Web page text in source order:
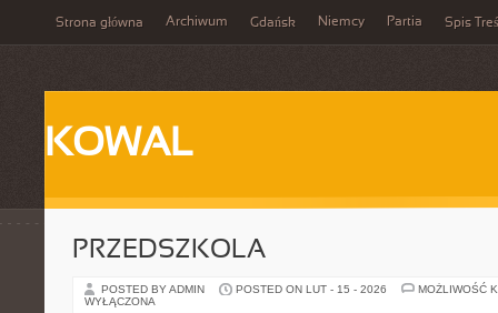
Strona główna Archiwum Gdańsk Niemcy Partia Spis
KOWAL
PRZEDSZKOLA
POSTED BY ADMIN POSTED ON LUT - 15 - 2026
MOŻLIWOŚĆ
WYŁĄCZONA